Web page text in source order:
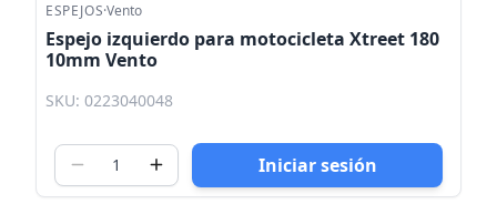
ESPEJOS·Vento
Espejo izquierdo para motocicleta Xtreet 180
10mm Vento
SKU: 0223040048
Iniciar sesión